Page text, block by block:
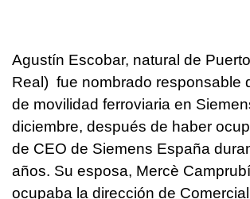
Agustín Escobar, natural de
Real) fue nombrado responsable
de movilidad ferroviaria en
diciembre, después de haber
de CEO de Siemens España
años. Su esposa, Mercè
ocupaba la dirección de